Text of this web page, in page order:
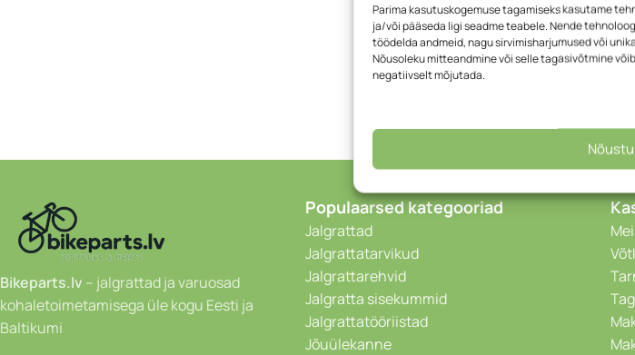
Parima kasutuskogemuse tagamiseks kasutame
ja/või pääseda ligi seadme teabele. Nende
töödelda andmeid, nagu sirvimisharjumused või
Nõusoleku mitteandmine või selle tagasivõtmine
negatiivselt mõjutada.
Nõustu
Bikeparts.lv – jalgrattad ja varuosad
kohaletoimetamisega üle kogu Eesti ja
Baltikumi
Populaarsed kategooriad
Jalgrattad
Jalgrattatarvikud
Jalgrattarehvid
Jalgratta sisekummid
Jalgrattatööriistad
Jõuülekanne